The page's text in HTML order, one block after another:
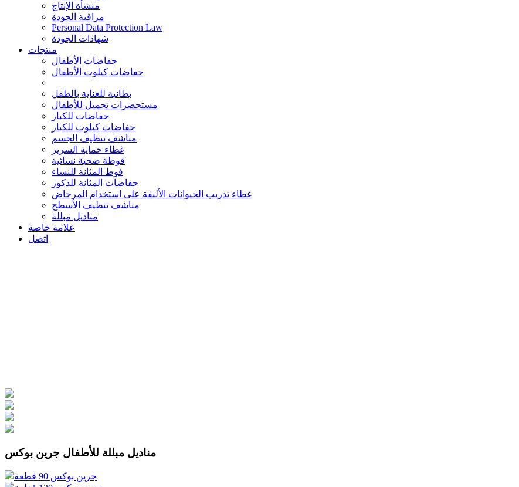
منشأة الإنتاج
مراقبة الجودة
Personal Data Protection Law
شهادات الجودة
منتجات
حفاضات الأطفال
حفاضات كيلوت الأطفال
بطانية للعناية بالطفل
مستحضرات تجميل للأطفال
حفاضات للكبار
حفاضات كيلوت للكبار
مناشف تنظيف الجسم
غطاء حماية السرير
فوطة صحية نسائية
فوط المثانة للنساء
حفاضات المثانة للذكور
غطاء تدريب الحيوانات الأليفة على استخدام المرحاض
مناشف تنظيف الأسطح
مناديل مبللة
علامة خاصة
اتصل
مناديل مبللة للأطفال جرين بوكس
جرين بوكس 90 قطعة